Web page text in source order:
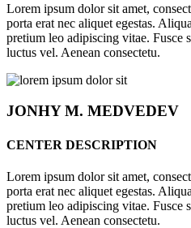
Lorem ipsum dolor sit amet,
porta erat nec aliquet egestas.
pretium leo adipiscing vitae. Fusce
luctus vel. Aenean consectetu.
JONHYM. MEDVEDEV
CENTER DESCRIPTION
Lorem ipsum dolor sit amet,
porta erat nec aliquet egestas.
pretium leo adipiscing vitae. Fusce
luctus vel. Aenean consectetu.